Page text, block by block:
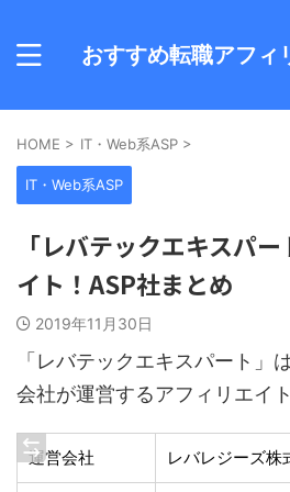
おすすめ転職アフィ
HOME > IT・Web系ASP >
IT・Web系ASP
「レバテックエキスパ
イト！ASP社まとめ
2019年11月30日
「レバテックエキスパート」
会社が運営するアフィリエイ
運営会社 レバレジーズ株